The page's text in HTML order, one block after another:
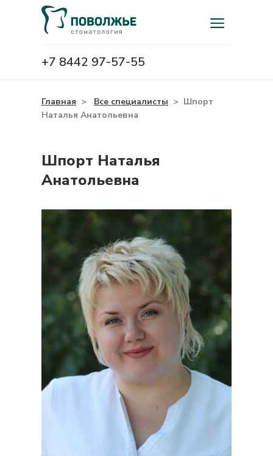
+7 8442 97-57-55
Главная > Все специалисты > Шпорт
Наталья Анатольевна
Шпорт Наталья
Анатольевна